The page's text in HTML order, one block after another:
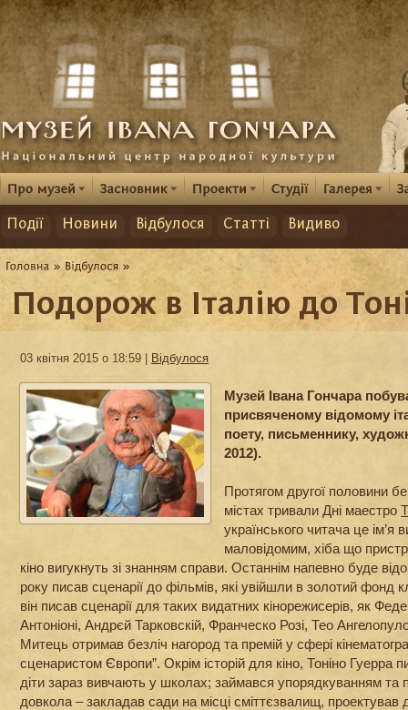
Події Новини Відбулося Статті Видиво
Подорож в Італію до
03 квітня 2015 о 18:59 | Відбулося
Музей Івана Гончара
присвяченому відомому
поету, письменнику,
2012).
Протягом другої половини
містах тривали Дні маестро
українського читача це ім’я
маловідомим, хіба що
кіно вигукнуть зі знанням справи. Останнім напевно буде
року писав сценарії до фільмів, які увійшли в золотий фонд
він писав сценарії для таких видатних кінорежисерів, як
Антоніоні, Андрєй Тарковскій, Франческо Розі, Тео
Митець отримав безліч нагород та премій у сфері
сценаристом Європи”. Окрім історій для кіно, Тоніно Гуерра
діти зараз вивчають у школах; займався упорядкуванням та
довкола – закладав сади на місці сміттєзвалищ,